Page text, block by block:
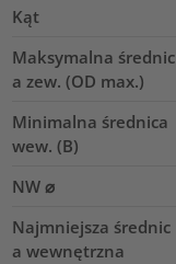
Kąt
Maksymalna średnic
a zew. (OD max.)
Minimalna średnica
wew. (B)
NW ⌀
Najmniejsza średnic
a wewnętrzna